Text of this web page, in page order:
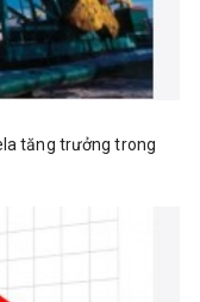
tăng trưởng trong